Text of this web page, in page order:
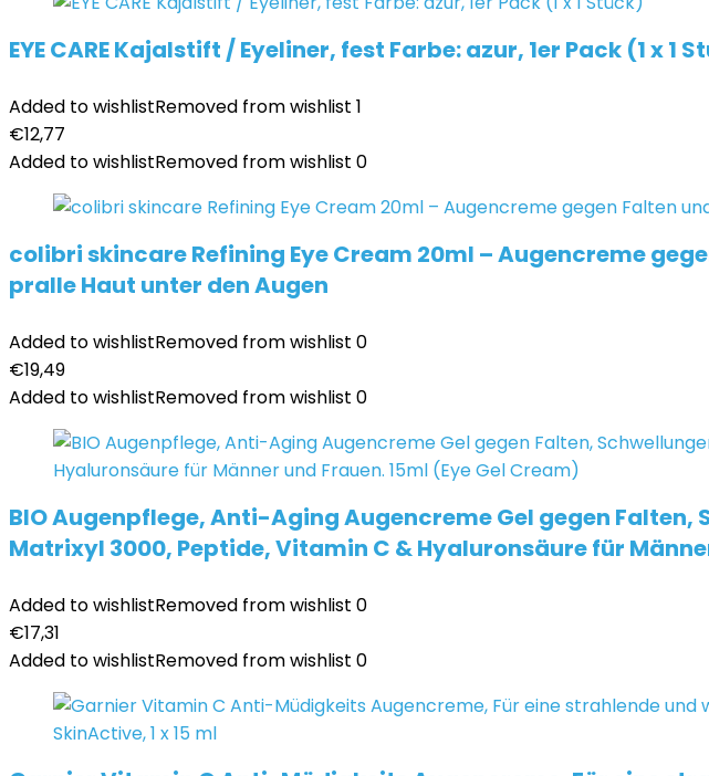
EYE CARE Kajalstift / Eyeliner, fest Farbe: azur, 1er Pack (1 x 1
Added to wishlistRemoved from wishlist 1
€12,77
Added to wishlistRemoved from wishlist 0
colibri skincare Refining Eye Cream 20ml – Augencreme
pralle Haut unter den Augen
Added to wishlistRemoved from wishlist 0
€19,49
Added to wishlistRemoved from wishlist 0
BIO Augenpflege, Anti-Aging Augencreme Gel gegen
Matrixyl 3000, Peptide, Vitamin C & Hyaluronsäure für
Added to wishlistRemoved from wishlist 0
€17,31
Added to wishlistRemoved from wishlist 0